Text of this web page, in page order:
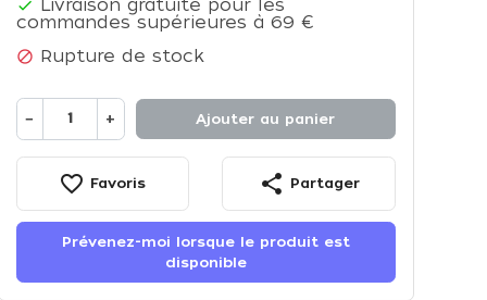
 Livraison gratuite pour les
commandes supérieures à 69 €
 Rupture de stock
− + Ajouter au panier
favorite_border Favoris share Partager
Prévenez-moi lorsque le produit est
disponible